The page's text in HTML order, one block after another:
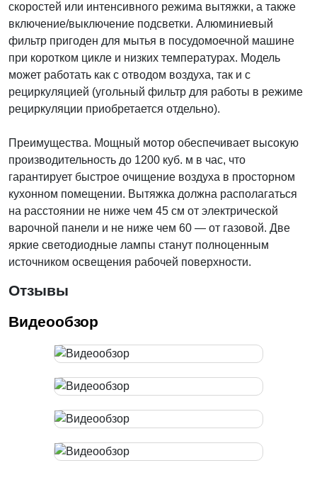
скоростей или интенсивного режима вытяжки, а также
включение/выключение подсветки. Алюминиевый
фильтр пригоден для мытья в посудомоечной машине
при коротком цикле и низких температурах. Модель
может работать как с отводом воздуха, так и с
рециркуляцией (угольный фильтр для работы в режиме
рециркуляции приобретается отдельно).
Преимущества. Мощный мотор обеспечивает высокую
производительность до 1200 куб. м в час, что
гарантирует быстрое очищение воздуха в просторном
кухонном помещении. Вытяжка должна располагаться
на расстоянии не ниже чем 45 см от электрической
варочной панели и не ниже чем 60 — от газовой. Две
яркие светодиодные лампы станут полноценным
источником освещения рабочей поверхности.
Отзывы
Видеообзор